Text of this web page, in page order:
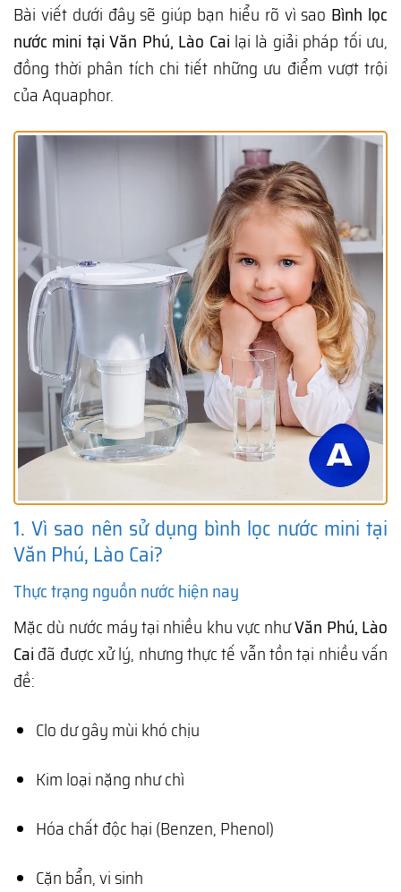
Bài viết dưới đây sẽ giúp bạn hiểu rõ vì sao Bình lọc
nước mini tại Văn Phú, Lào Cai lại là giải pháp tối ưu,
đồng thời phân tích chi tiết những ưu điểm vượt trội
của Aquaphor.
1. Vì sao nên sử dụng bình lọc nước mini tại
Văn Phú, Lào Cai?
Thực trạng nguồn nước hiện nay
Mặc dù nước máy tại nhiều khu vực nhưVăn Phú, Lào
Cai đã được xử lý, nhưng thực tế vẫn tồn tại nhiều vấn
đề:
Clo dư gây mùi khó chịu
Kim loại nặng như chì
Hóa chất độc hại (Benzen, Phenol)
Cặn bẩn, vi sinh